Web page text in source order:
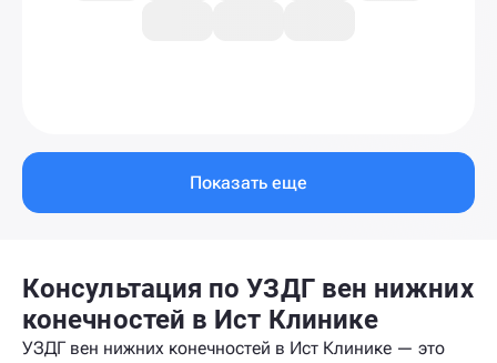
Показать еще
Консультация по УЗДГ вен нижних
конечностей в Ист Клинике
УЗДГ вен нижних конечностей в Ист Клинике — это